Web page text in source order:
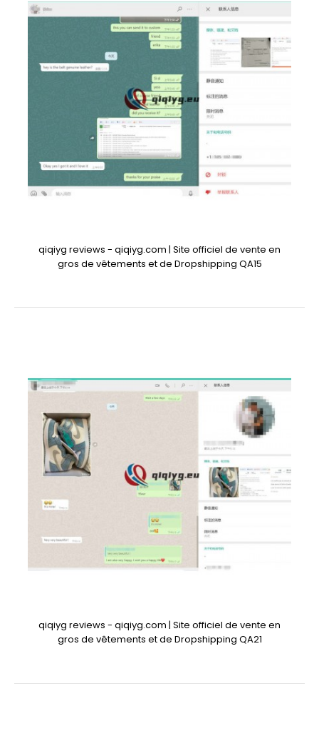
qiqiyg reviews - qiqiyg.com | Site officiel de vente en
gros de vêtements et de Dropshipping QA15
qiqiyg reviews - qiqiyg.com | Site officiel de vente en
gros de vêtements et de Dropshipping QA21